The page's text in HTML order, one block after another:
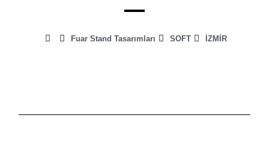
Fuar Stand Tasarımları SOFT İZMİR